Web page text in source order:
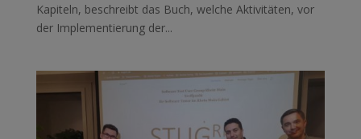
Kapiteln, beschreibt das Buch, welche Aktivitäten, vor
der Implementierung der...